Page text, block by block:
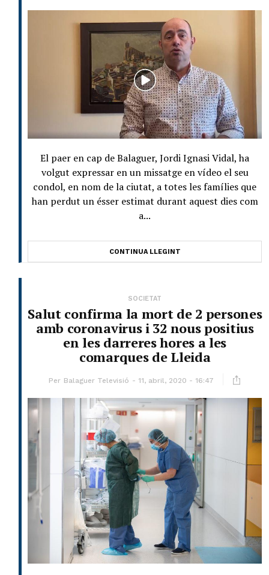
El paer en cap de Balaguer, Jordi Ignasi Vidal, ha
volgut expressar en un missatge en vídeo el seu
condol, en nom de la ciutat, a totes les famílies que
han perdut un ésser estimat durant aquest dies com
a...
CONTINUA LLEGINT
SOCIETAT
Salut confirma la mort de 2 persones
amb coronavirus i 32 nous positius
en les darreres hores a les
comarques de Lleida
Per Balaguer Televisió 11, abril, 2020 - 16:47